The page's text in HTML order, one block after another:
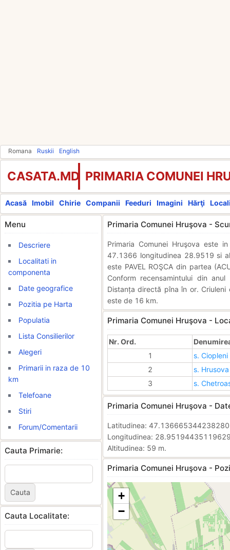
Romana Ruskii English
CASATA.MD PRIMARIA COMUNEI
Acasă Imobil Chirie Companii Feeduri Imagini Hărţi
Menu
Descriere
Localitati in
componenta
Date geografice
Pozitia pe Harta
Populatia
Lista Consilierilor
Alegeri
Primarii in raza de 10
km
Telefoane
Stiri
Forum/Comentarii
Cauta Primarie:
Cauta Localitate:
Primaria Comunei Hruşova -
Primaria Comunei Hruşova este
47.1366 longitudinea 28.9519 si
este PAVEL ROŞCA din partea
Conform recensamintului din
Distanța directă pîna în or.
este de 16 km.
Primaria Comunei Hruşova -
Nr. Ord.
1
s. Ciopleni
2
s. Hrusova
3
s.
Primaria Comunei Hruşova -
Latitudinea:
Longitudinea:
Altitudinea: 59 m.
Primaria Comunei Hruşova -
+
−